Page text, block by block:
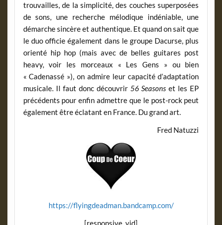
trouvailles, de la simplicité, des couches superposées
de sons, une recherche mélodique indéniable, une
démarche sincère et authentique. Et quand on sait que
le duo officie également dans le groupe Dacurse, plus
orienté hip hop (mais avec de belles guitares post
heavy, voir les morceaux « Les Gens » ou bien
« Cadenassé »), on admire leur capacité d’adaptation
musicale. Il faut donc découvrir 56 Seasons et les EP
précédents pour enfin admettre que le post-rock peut
également être éclatant en France. Du grand art.
Fred Natuzzi
https://flyingdeadman.bandcamp.com/
[responsive_vid]